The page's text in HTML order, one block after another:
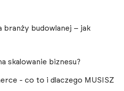
branży budowlanej – jak
skalowanie biznesu?
- co to i dlaczego MUSISZ